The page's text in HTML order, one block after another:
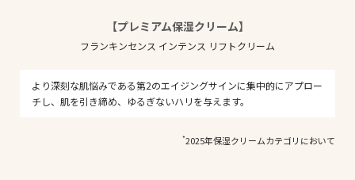
【プレミアム保湿クリーム】
フランキンセンス インテンス リフトクリーム
より深刻な肌悩みである第2のエイジングサインに集中的にアプロー
チし、肌を引き締め、ゆるぎないハリを与えます。
*2025年保湿クリームカテゴリにおいて